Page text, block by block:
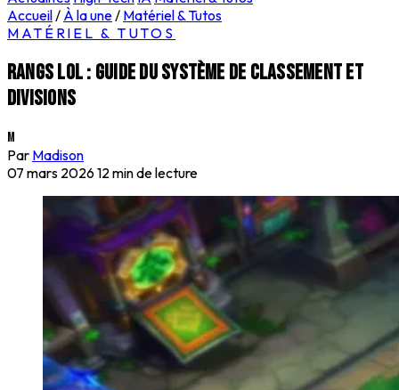
Accueil/ À la une/ Matériel & Tutos
MATÉRIEL & TUTOS
Rangs LoL : guide du système de classement et
divisions
M
Par Madison
07 mars 202612 min de lecture